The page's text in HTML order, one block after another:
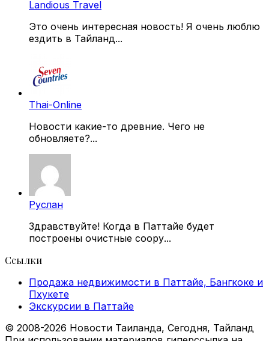
Landious Travel
Это очень интересная новость! Я очень люблю
ездить в Тайланд...
Thai-Online
Новости какие-то древние. Чего не
обновляете?...
Руслан
Здравствуйте! Когда в Паттайе будет
построены очистные соору...
Ссылки
Продажа недвижимости в Паттайе, Бангкоке и
Пхукете
Экскурсии в Паттайе
© 2008-2026 Новости Таиланда, Сегодня, Тайланд